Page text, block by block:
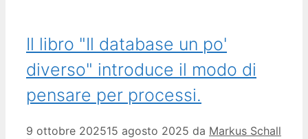
Il libro "Il database un po'
diverso" introduce il modo di
pensare per processi.
9 ottobre 202515 agosto 2025 da Markus Schall